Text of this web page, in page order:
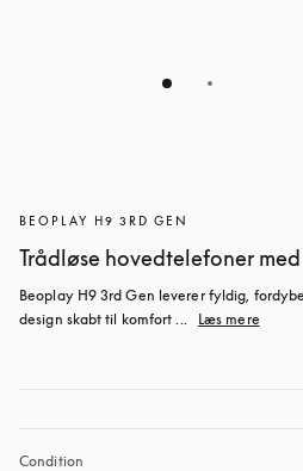
BEOPLAY H9 3RD GEN
Trådløse hovedtelefoner
Beoplay H9 3rd Gen leverer fyldig,
design skabt til komfort ...
Læs mere
Condition